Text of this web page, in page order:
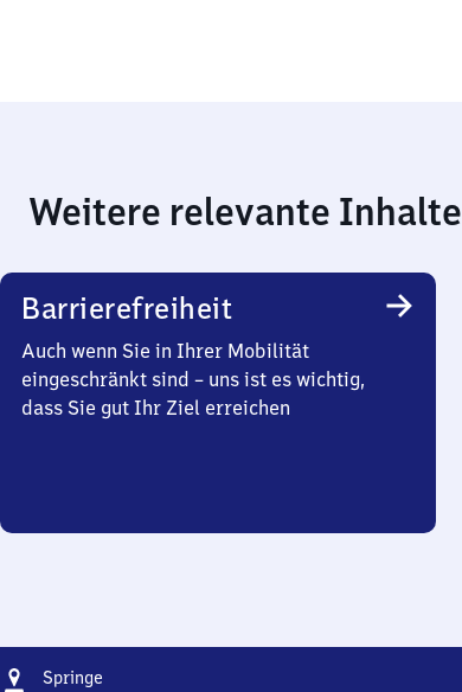
Weitere relevante Inhalte
Barrierefreiheit
Auch wenn Sie in Ihrer Mobilität
eingeschränkt sind – uns ist es wichtig,
dass Sie gut Ihr Ziel erreichen
Adresse
Springe